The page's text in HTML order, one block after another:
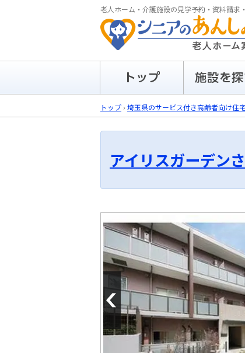
老人ホーム・介護施設の見学予約・資料請求
トップ › 埼玉県のサービス付き高齢者向け住宅
アイリスガーデン
Previous